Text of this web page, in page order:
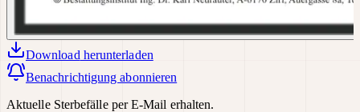
Download herunterladen
Benachrichtigung abonnieren
Aktuelle Sterbefälle per E-Mail erhalten.